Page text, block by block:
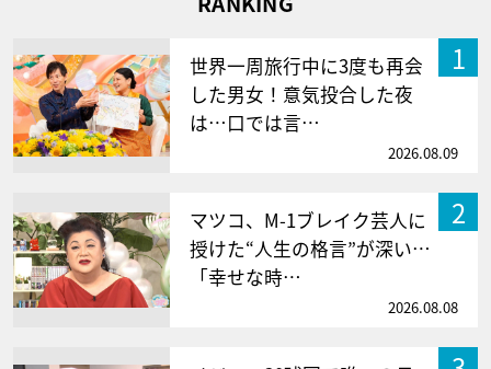
1
世界一周旅行中に3度も再会
した男女！意気投合した夜
は…口では言…
2026.08.09
2
マツコ、M-1ブレイク芸人に
授けた“人生の格言”が深い…
「幸せな時…
2026.08.08